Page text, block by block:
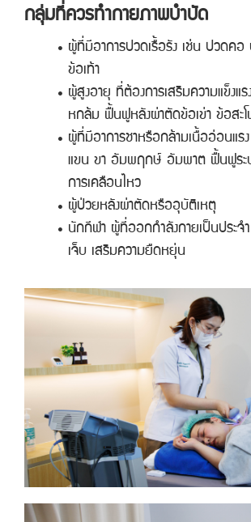
กลุ่มที่ควรทำกายภาพบำบัด
ผู้ที่มีอาการปวดเรื้อรัง เช่น ปวดคอ
ข้อเท้า
ผู้สูงอายุ ที่ต้องการเสริมความแข็งแ
หกล้ม ฟื้นฟูหลังผ่าตัดข้อเข่า ข้อสะ
ผู้ที่มีอาการชาหรือกล้ามเนื้ออ่อนแรง
แขน ขา อัมพฤกษ์ อัมพาต ฟื้นฟูระบ
การเคลือนไหว
ผู้ป่วยหลังผ่าตัดหรืออุบัติเหตุ
นักกีฬา ผู้ที่ออกกำลังกายเป็นประจ
เจ็บ เสริมความยืดหยุ่น